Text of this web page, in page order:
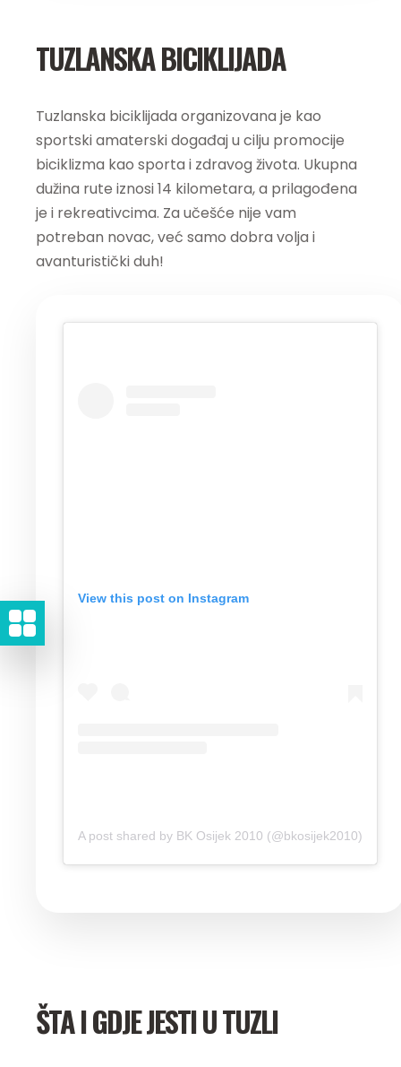
View this post on Instagram
A post shared by BK Osijek 2010 (@bkosijek2010)
TUZLANSKA BICIKLIJADA
Tuzlanska biciklijada organizovana je kao
sportski amaterski događaj u cilju promocije
biciklizma kao sporta i zdravog života. Ukupna
dužina rute iznosi 14 kilometara, a prilagođena
je i rekreativcima. Za učešće nije vam
potreban novac, već samo dobra volja i
avanturistički duh!
ŠTA I GDJE JESTI U TUZLI